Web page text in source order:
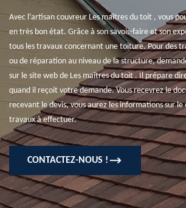
Avec l’artisan couvreur Les maîtres du toit , vous
en très bon état. Grâce à son savoir-faire et son
tous les travaux concernant une toiture. Pour des
ou de réparation au niveau de la structure,
sur le site web de Les maîtres du toit . Il prépare
quand il reçoit votre demande. Vous recevrez le
recevant le devis, vous aurez les informations sur
travaux à effectuer.
CONTACTEZ-NOUS !